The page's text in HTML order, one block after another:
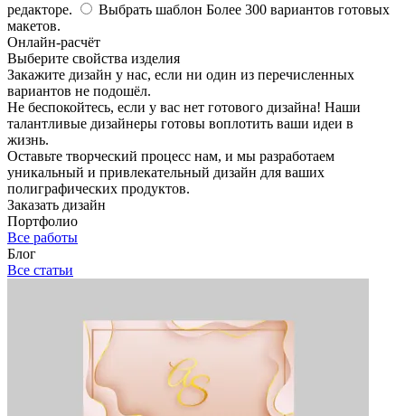
редакторе.
Выбрать шаблон Более 300 вариантов готовых
макетов.
Онлайн-расчёт
Выберите свойства изделия
Закажите дизайн у нас, если ни один из перечисленных
вариантов не подошёл.
Не беспокойтесь, если у вас нет готового дизайна! Наши
талантливые дизайнеры готовы воплотить ваши идеи в
жизнь.
Оставьте творческий процесс нам, и мы разработаем
уникальный и привлекательный дизайн для ваших
полиграфических продуктов.
Заказать дизайн
Портфолио
Все работы
Блог
Все статьи